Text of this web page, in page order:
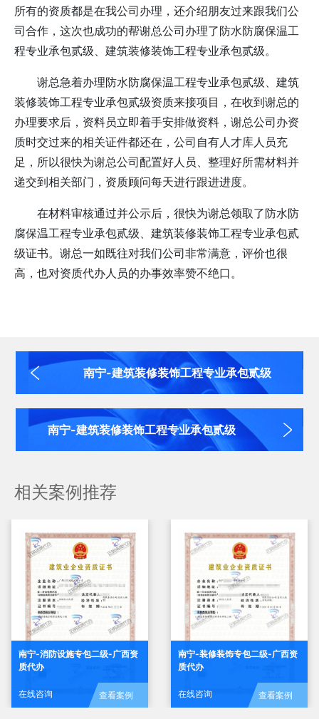
所有的资质都是在我公司办理，还介绍朋友过来跟我们公
司合作，这次也成功的帮谢总公司办理了防水防腐保温工
程专业承包贰级、建筑装修装饰工程专业承包贰级。
谢总急着办理防水防腐保温工程专业承包贰级、 建筑
装修装饰工程专业承包贰级资质来接项目，在收到谢总的
办理要求后，资料员立即着手安排做资料， 谢总公司办资
质时交过来的相关证件都还在，公司自有人才库人员充
足，所以很快为谢总公司配置好人员、整理好所需材料并
递交到相关部门，资质顾问每天进行跟进进度。
在材料审核通过并公示后，很快为谢总领取了防水防
腐保温工程专业承包贰级、 建筑装修装饰工程专业承包贰
级证书。 谢总一如既往对我们公司非常满意，评价也很
高，也对资质代办人员的办事效率赞不绝口。
南宁-建筑装修装饰工程专业承包贰级
南宁-建筑装修装饰工程专业承包贰级
相关案例推荐
南宁-消防设施专包二级-广西资
质代办
在线咨询 查看案例
南宁-装修装饰专包二级-广西资
质代办
在线咨询 查看案例